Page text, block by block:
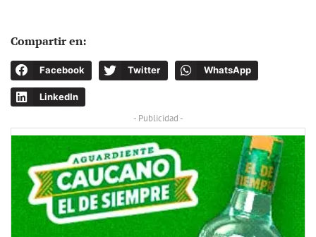
Compartir en:
Facebook Twitter WhatsApp
LinkedIn
- Publicidad -